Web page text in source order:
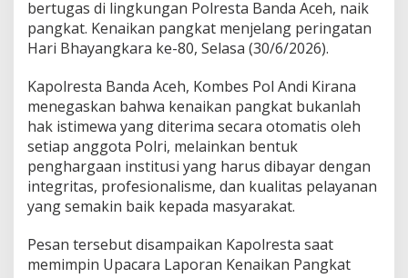
e
h
N
i
k
P
a
n
g
k
a
t
e
t
bertugas di lingkungan Polresta Banda Aceh, naik
pangkat. Kenaikan pangkat menjelang peringatan
Hari Bhayangkara ke-80, Selasa (30/6/2026).
Kapolresta Banda Aceh, Kombes Pol Andi Kirana
menegaskan bahwa kenaikan pangkat bukanlah
hak istimewa yang diterima secara otomatis oleh
setiap anggota Polri, melainkan bentuk
penghargaan institusi yang harus dibayar dengan
integritas, profesionalisme, dan kualitas pelayanan
yang semakin baik kepada masyarakat.
Pesan tersebut disampaikan Kapolresta saat
memimpin Upacara Laporan Kenaikan Pangkat